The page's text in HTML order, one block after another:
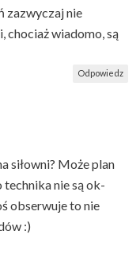
zazwyczaj nie
chociaż wiadomo, są
Odpowiedz
siłowni? Może plan
nie są ok-
obserwuje to nie
:)